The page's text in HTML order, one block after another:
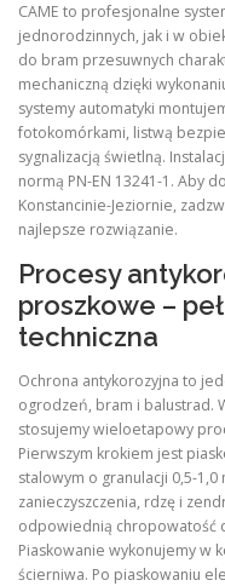
CAME to profesjonalne
jednorodzinnych, jak i w
do bram przesuwnych
mechaniczną dzięki
systemy automatyki
fotokomórkami, listwą
sygnalizacją świetlną.
normą PN-EN 13241-1. Aby
Konstancinie-Jeziornie,
najlepsze rozwiązanie.
Procesy
proszkowe –
techniczna
Ochrona antykorozyjna to
ogrodzeń, bram i balustrad.
stosujemy wieloetapowy
Pierwszym krokiem jest
stalowym o granulacji 0,5-
zanieczyszczenia, rdzę i
odpowiednią chropowatość
Piaskowanie wykonujemy w
ścierniwa. Po piaskowaniu